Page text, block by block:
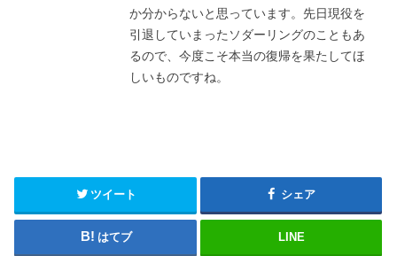
か分からないと思っています。先日現役を
引退していまったソダーリングのこともあ
るので、今度こそ本当の復帰を果たしてほ
しいものですね。
ツイート シェア
はてブ LINE